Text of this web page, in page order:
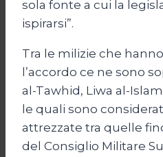
sola fonte a cui la
ispirarsi”.
Tra le milizie che
l’accordo ce ne sono
al-Tawhid, Liwa al-
le quali sono
attrezzate tra quelle
del Consiglio Militare